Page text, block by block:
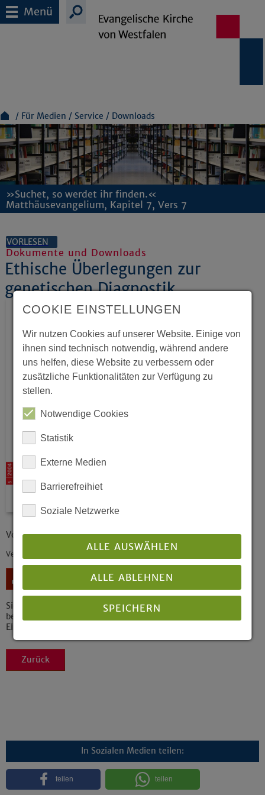
Menü
Für Medien Service Downloads
»Suchet, so werdet ihr finden.«
Matthäusevangelium, Kapitel 7, Vers 7
VORLESEN
Dokumente und Downloads
Ethische Überlegungen zur
genetischen Diagnostik
Vorgelegt von der "Arbeitsgruppe Gentechnik" der EKvW
Veröffentlicht: 10/2004
Bestellen
Sie können auch gedruckte Exemplare dieses Dokuments
beziehen!
Einzelexemplare kostenlos, größere Mengen auf Anfrage
Zurück
In Sozialen Medien teilen:
teilen teilen
COOKIE EINSTELLUNGEN
Wir nutzen Cookies auf unserer Website. Einige von
ihnen sind technisch notwendig, während andere
uns helfen, diese Website zu verbessern oder
zusätzliche Funktionalitäten zur Verfügung zu
stellen.
Notwendige Cookies
Statistik
Externe Medien
Barrierefreihiet
Soziale Netzwerke
ALLE AUSWÄHLEN
ALLE ABLEHNEN
SPEICHERN